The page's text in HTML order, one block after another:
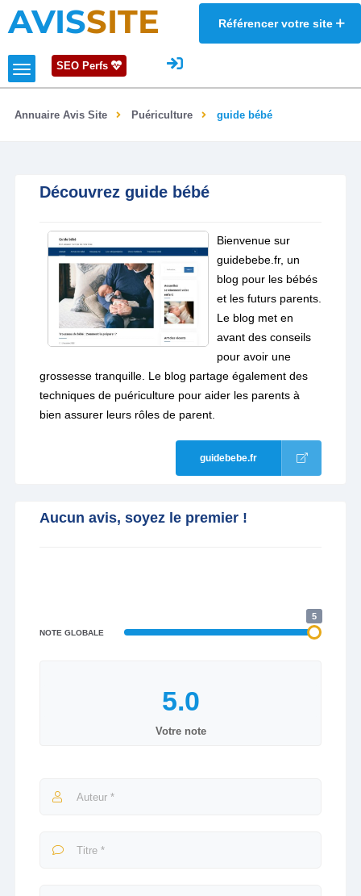
AVISSITE Référencer votre site
SEO Perfs
Annuaire Avis Site Puériculture guide bébé
Découvrez guide bébé
Bienvenue sur
guidebebe.fr, un
blog pour les bébés
et les futurs parents.
Le blog met en
avant des conseils
pour avoir une
grossesse tranquille. Le blog partage également des
techniques de puériculture pour aider les parents à
bien assurer leurs rôles de parent.
guidebebe.fr
Aucun avis, soyez le premier !
NOTE GLOBALE
5
Votre note